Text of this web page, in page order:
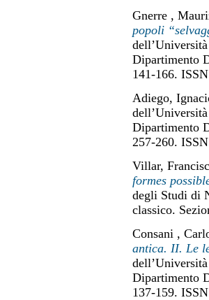
Gnerre ,
popoli
Dipartimento
141-166.
Adiego,
Dipartimento
257-260.
Villar,
formes
degli Studi di
classico.
Consani ,
antica. II. Le
Dipartimento
137-159.